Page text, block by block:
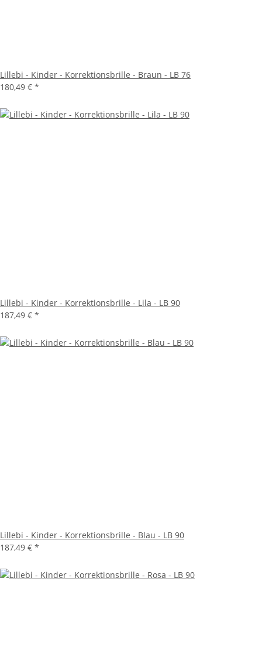
Lillebi - Kinder - Korrektionsbrille - Braun - LB 76
180,49 € *
Lillebi - Kinder - Korrektionsbrille - Lila - LB 90
187,49 € *
Lillebi - Kinder - Korrektionsbrille - Blau - LB 90
187,49 € *